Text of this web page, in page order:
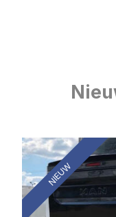
NIEUW